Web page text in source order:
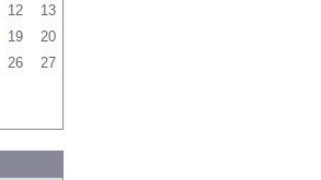
12
13
19
20
26
27